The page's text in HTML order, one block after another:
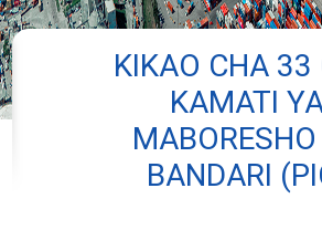
KIKAO CHA 33
KAMATI
BANDARI